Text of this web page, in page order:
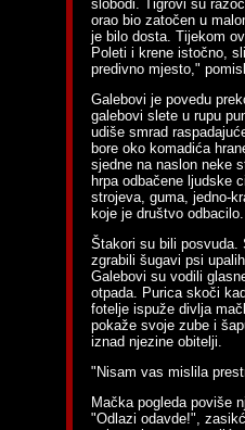
slobodi. Tigrovi su
orao bio zatočen u
je bilo dosta. Tijekom
Poleti i krene istočno,
predivno mjesto,"
Galebovi je povedu
galebovi slete u rupu
udiše smrad
bore oko komadića
sjedne na naslon neke
hrpa odbačene ljudske
strojeva, guma, jedno-
koje je društvo odbacilo.
Štakori su bili posvuda.
zgrabili šugavi psi
Galebovi su vodili
otpada. Purica skoči
fotelje ispuže divlja
pokaže svoje zube i
iznad njezine obitelji.
"Nisam vas mislila
Mačka pogleda poviše
"Odlazi odavde!",